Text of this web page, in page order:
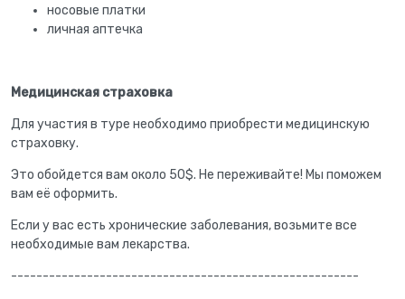
носовые платки
личная аптечка
Медицинская страховка
Для участия в туре необходимо приобрести медицинскую
страховку.
Это обойдется вам около 50$. Не переживайте! Мы поможем
вам её оформить.
Если у вас есть хронические заболевания, возьмите все
необходимые вам лекарства.
-------------------------------------------------------